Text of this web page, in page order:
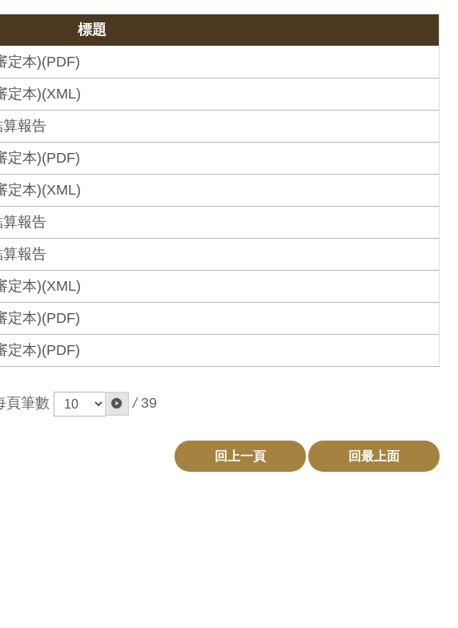
標題
定本)(PDF)
定本)(XML)
算報告
定本)(PDF)
定本)(XML)
算報告
算報告
定本)(XML)
定本)(PDF)
定本)(PDF)
頁筆數 / 39
回上一頁 回最上面